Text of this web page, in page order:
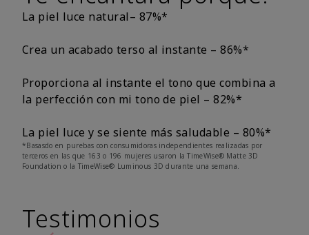
La piel luce natural– 87%*
Crea un acabado terso al instante – 86%*
Proporciona al instante el tono que combina a
la perfección con mi tono de piel – 82%*
La piel luce y se siente más saludable – 80%*
*Basasdo en purebas con consumidoras independientes realizadas por
terceros en las que 163 o 196 mujeres usaron la TimeWise® Matte 3D
Foundation o la TimeWise® Luminous 3D durante una semana.
Testimonios